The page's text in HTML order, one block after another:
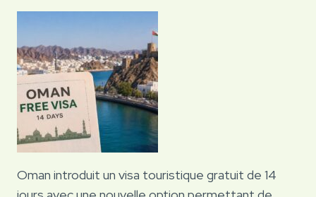
Oman introduit un visa touristique gratuit de 14